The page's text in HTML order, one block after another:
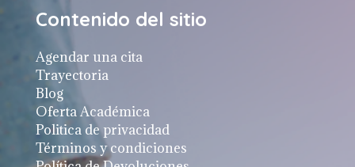
Contenido del sitio
Agendar una cita
Trayectoria
Blog
Oferta Académica
Politica de privacidad
Términos y condiciones